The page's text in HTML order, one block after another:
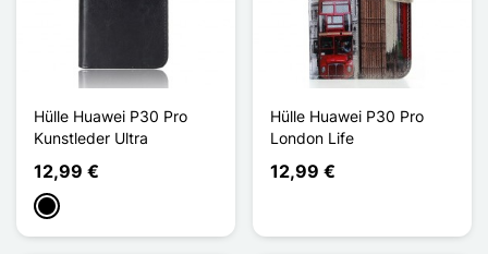
Hülle Huawei P30 Pro
Kunstleder Ultra
12,99 €
Schwarz
Hülle Huawei P30 Pro
London Life
12,99 €